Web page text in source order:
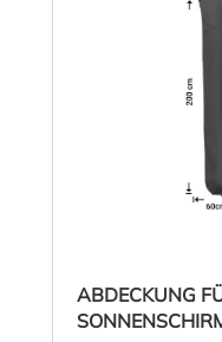
ABDECKUNG